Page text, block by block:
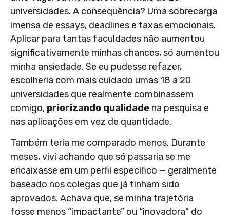
universidades. A consequência? Uma sobrecarga
imensa de essays, deadlines e taxas emocionais.
Aplicar para tantas faculdades não aumentou
significativamente minhas chances, só aumentou
minha ansiedade. Se eu pudesse refazer,
escolheria com mais cuidado umas 18 a 20
universidades que realmente combinassem
comigo, priorizando qualidade na pesquisa e
nas aplicações em vez de quantidade.
Também teria me comparado menos. Durante
meses, vivi achando que só passaria se me
encaixasse em um perfil específico — geralmente
baseado nos colegas que já tinham sido
aprovados. Achava que, se minha trajetória
fosse menos “impactante” ou “inovadora” do